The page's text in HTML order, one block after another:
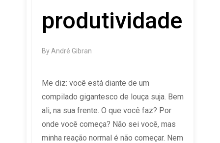
produtividade
By André Gibran
Me diz: você está diante de um
compilado gigantesco de louça suja. Bem
ali, na sua frente. O que você faz? Por
onde você começa? Não sei você, mas
minha reação normal é não começar. Nem